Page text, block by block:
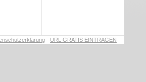
URL GRATIS EINTRAGEN